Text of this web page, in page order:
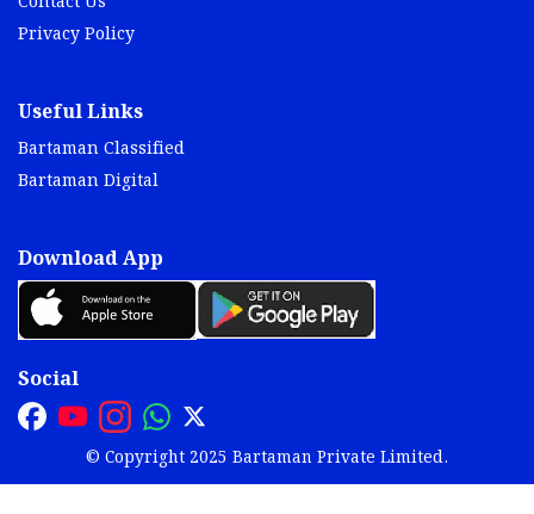
Privacy Policy
Useful Links
Bartaman Classified
Bartaman Digital
Download App
Social
© Copyright 2025 Bartaman Private Limited.